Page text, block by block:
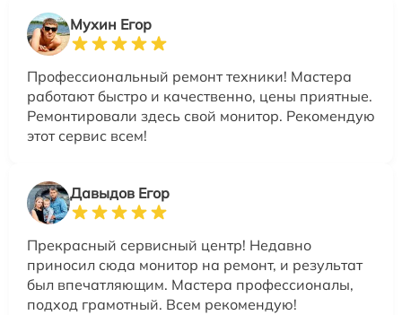
Мухин Егор
Профессиональный ремонт техники! Мастера
работают быстро и качественно, цены приятные.
Ремонтировали здесь свой монитор. Рекомендую
этот сервис всем!
Давыдов Егор
Прекрасный сервисный центр! Недавно
приносил сюда монитор на ремонт, и результат
был впечатляющим. Мастера профессионалы,
подход грамотный. Всем рекомендую!